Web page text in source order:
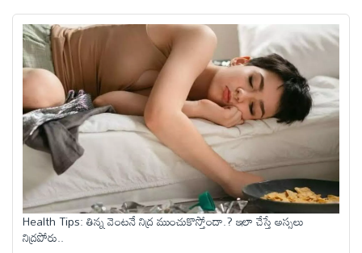
అంతర్జాతీయం
సినిమా
క్రీడలు
వ్యాపారం
లైఫ్
స్టైల్
Health Tips: తిన్న వెంటనే నిద్ర ముంచుకొస్తోందా.? ఇలా చేస్తే అస్సలు
నిద్రపోరు..